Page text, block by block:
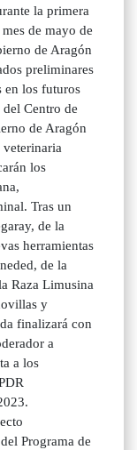
la primera
de mayo de
de Aragón
preliminares
en los futuros
Centro de
de Aragón
veterinaria
los
Tras un
de la
herramientas
de la
Raza Limusina
y
finalizará con
a
a los
Programa de